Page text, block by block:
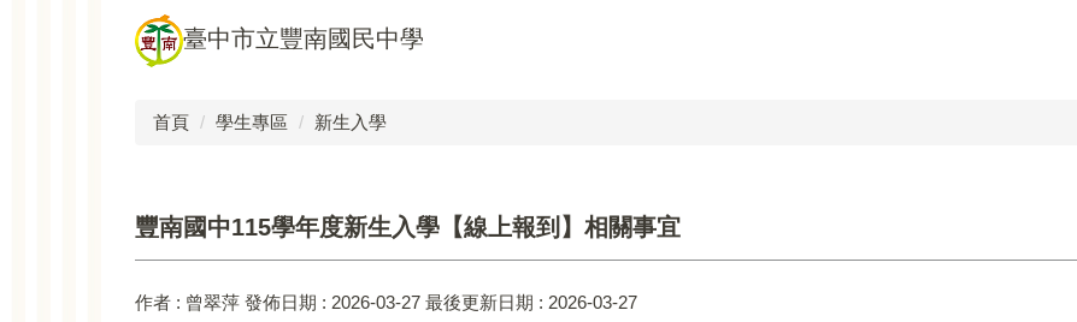
臺中市立豐南國民中學
首頁 學生專區 新生入學
豐南國中115學年度新生入學【線上報到】相關事宜
作者 : 曾翠萍 發佈日期 : 2026-03-27 最後更新日期 : 2026-03-27